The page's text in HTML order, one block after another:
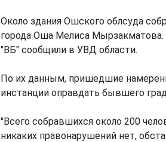
Около здания Ошского облсуда
города Оша Мелиса Мырзакматова.
"ВБ" сообщили в УВД области.
По их данным, пришедшие
инстанции оправдать бывшего
"Всего собравшихся около 200
никаких правонарушений нет,